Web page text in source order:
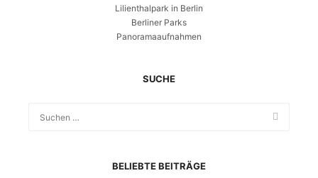
Lilienthalpark in Berlin
Berliner Parks
Panoramaaufnahmen
SUCHE
BELIEBTE BEITRÄGE